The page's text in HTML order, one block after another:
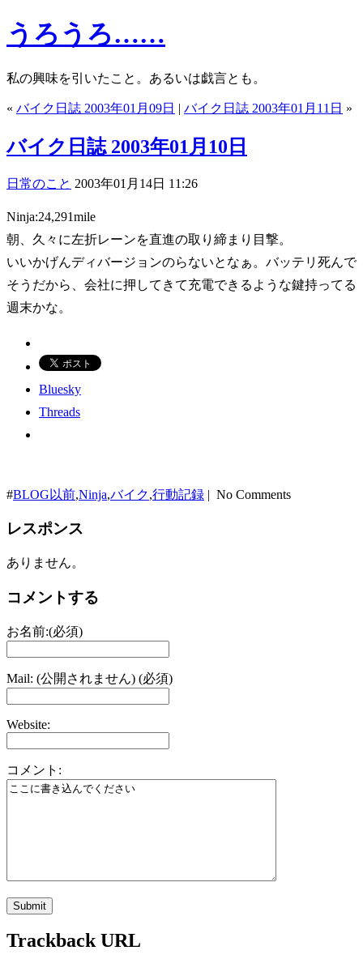
うろうろ……
私の興味を引いたこと。あるいは戯言とも。
« バイク日誌 2003年01月09日 | バイク日誌 2003年01月11日 »
バイク日誌 2003年01月10日
日常のこと 2003年01月14日 11:26
Ninja:24,291mile
朝、久々に左折レーンを直進の取り締まり目撃。
いいかげんディバージョンのらないとなぁ。バッテリ死んで
そうだから、会社に押してきて充電できるような鍵持ってる
週末かな。
Bluesky
Threads
#BLOG以前,Ninja,バイク,行動記録 | No Comments
レスポンス
ありません。
コメントする
お名前:(必須)
Mail: (公開されません) (必須)
Website:
コメント:
Trackback URL